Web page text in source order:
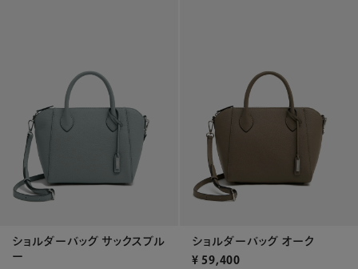
ショルダーバッグ サックスブル
ー
ショルダーバッグ オーク
¥ 59,400